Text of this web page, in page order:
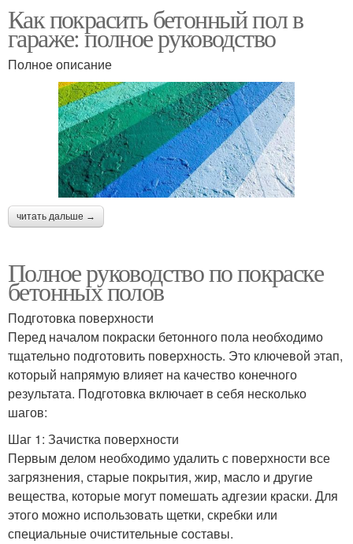
Как покрасить бетонный пол в
гараже: полное руководство
Полное описание
читать дальше →
Полное руководство по покраске
бетонных полов
Подготовка поверхности
Перед началом покраски бетонного пола необходимо
тщательно подготовить поверхность. Это ключевой этап,
который напрямую влияет на качество конечного
результата. Подготовка включает в себя несколько
шагов:
Шаг 1: Зачистка поверхности
Первым делом необходимо удалить с поверхности все
загрязнения, старые покрытия, жир, масло и другие
вещества, которые могут помешать адгезии краски. Для
этого можно использовать щетки, скребки или
специальные очистительные составы.